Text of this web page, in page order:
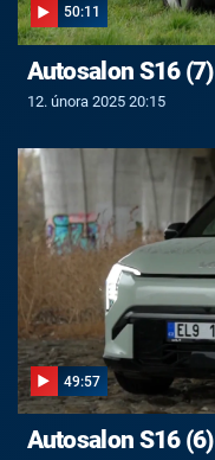
50:11
Autosalon S16 (7)
12. února 2025 20:15
49:57
Autosalon S16 (6)